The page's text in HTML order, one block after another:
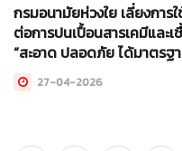
กรมอนามัยห่วงใย เลี่ยงกา
ต่อการปนเปื้อนสารเคมีและ
“สะอาด ปลอดภัย ได้มาตรฐ
27-04-2026